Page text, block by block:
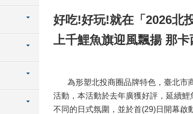
好吃!好玩!就在「2026北
上千鯉魚旗迎風飄揚 那
為形塑北投商圈品牌特色，臺北市商
活動，本活動於去年廣獲好評，延續
不同的日式氛圍，並於首(29)日開幕啟